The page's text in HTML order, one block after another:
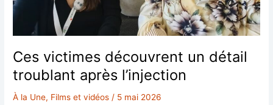
Justice.
Oui,
«
vaccin
»
Ces victimes découvrent un détail
troublant après l’injection
À la Une, Films et vidéos / 5 mai 2026